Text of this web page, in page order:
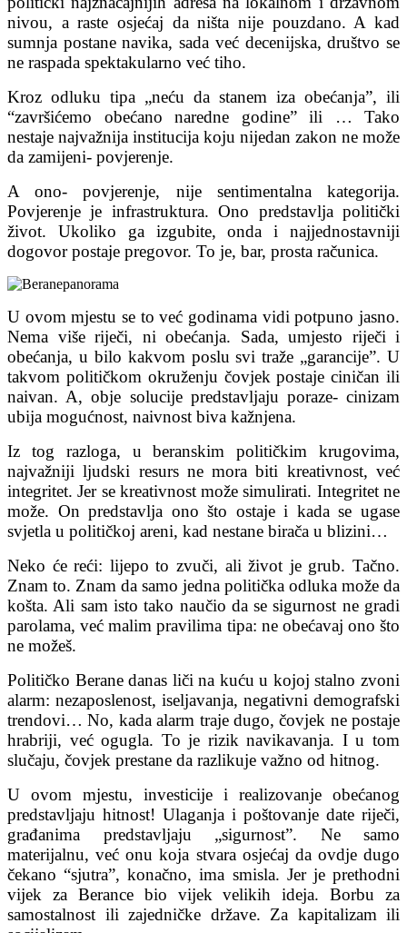
nivou, a raste osjećaj da ništa nije pouzdano. A kad
sumnja postane navika, sada već decenijska, društvo se
ne raspada spektakularno već tiho.
Kroz odluku tipa „neću da stanem iza obećanja”, ili
“završićemo obećano naredne godine” ili … Tako
nestaje najvažnija institucija koju nijedan zakon ne može
da zamijeni- povjerenje.
A ono- povjerenje, nije sentimentalna kategorija.
Povjerenje je infrastruktura. Ono predstavlja politički
život. Ukoliko ga izgubite, onda i najjednostavniji
dogovor postaje pregovor. To je, bar, prosta računica.
U ovom mjestu se to već godinama vidi potpuno jasno.
Nema više riječi, ni obećanja. Sada, umjesto riječi i
obećanja, u bilo kakvom poslu svi traže „garancije”. U
takvom političkom okruženju čovjek postaje ciničan ili
naivan. A, obje solucije predstavljaju poraze- cinizam
ubija mogućnost, naivnost biva kažnjena.
Iz tog razloga, u beranskim političkim krugovima,
najvažniji ljudski resurs ne mora biti kreativnost, već
integritet. Jer se kreativnost može simulirati. Integritet ne
može. On predstavlja ono što ostaje i kada se ugase
svjetla u političkoj areni, kad nestane birača u blizini…
Neko će reći: lijepo to zvuči, ali život je grub. Tačno.
Znam to. Znam da samo jedna politička odluka može da
košta. Ali sam isto tako naučio da se sigurnost ne gradi
parolama, već malim pravilima tipa: ne obećavaj ono što
ne možeš.
Političko Berane danas liči na kuću u kojoj stalno zvoni
alarm: nezaposlenost, iseljavanja, negativni demografski
trendovi… No, kada alarm traje dugo, čovjek ne postaje
hrabriji, već ogugla. To je rizik navikavanja. I u tom
slučaju, čovjek prestane da razlikuje važno od hitnog.
U ovom mjestu, investicije i realizovanje obećanog
predstavljaju hitnost! Ulaganja i poštovanje date riječi,
građanima predstavljaju „sigurnost”. Ne samo
materijalnu, već onu koja stvara osjećaj da ovdje dugo
čekano “sjutra”, konačno, ima smisla. Jer je prethodni
vijek za Berance bio vijek velikih ideja. Borbu za
samostalnost ili zajedničke države. Za kapitalizam ili